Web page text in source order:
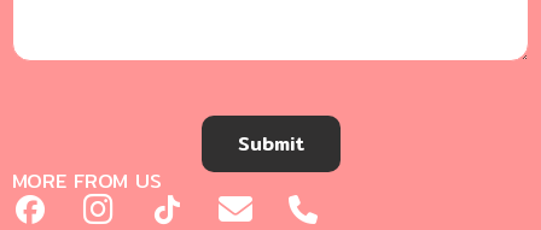
Submit
MORE FROM US